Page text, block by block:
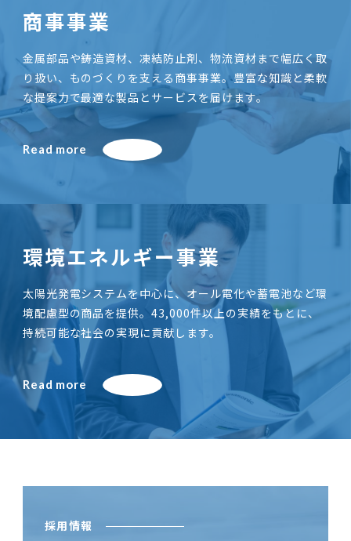
商事事業
金属部品や鋳造資材、凍結防止剤、物流資材まで幅広く取
り扱い、ものづくりを支える商事事業。豊富な知識と柔軟
な提案力で最適な製品とサービスを届けます。
Read more
環境エネルギー事業
太陽光発電システムを中心に、オール電化や蓄電池など環
境配慮型の商品を提供。43,000件以上の実績をもとに、
持続可能な社会の実現に貢献します。
Read more
採用情報